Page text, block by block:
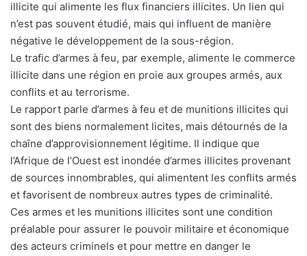
illicite qui alimente les flux financiers illicites. Un lien qui
n’est pas souvent étudié, mais qui influent de manière
négative le développement de la sous-région.
Le trafic d’armes à feu, par exemple, alimente le commerce
illicite dans une région en proie aux groupes armés, aux
conflits et au terrorisme.
Le rapport parle d’armes à feu et de munitions illicites qui
sont des biens normalement licites, mais détournés de la
chaîne d’approvisionnement légitime. Il indique que
l’Afrique de l’Ouest est inondée d’armes illicites provenant
de sources innombrables, qui alimentent les conflits armés
et favorisent de nombreux autres types de criminalité.
Ces armes et les munitions illicites sont une condition
préalable pour assurer le pouvoir militaire et économique
des acteurs criminels et pour mettre en danger le